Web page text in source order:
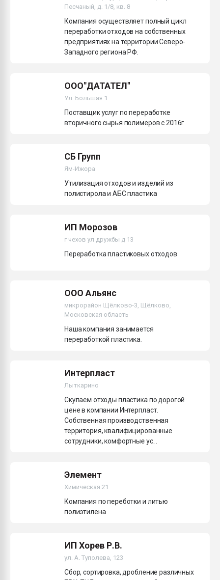
ПЕРЕЙТИ НА
Песчаный, д. 1/8, кв. 8
Компания осуществляет полный цикл
переработки отходов на собственных
предприятиях на территории Северо-
Западного региона РФ.
ООО"ДАТАТЕЛ"
Ул. Большая 1
Поставщик услуг по переработке
вторичного сырья полимеров с 2016г
ИП Морозов
г чехов ул дружбы д 13
Переработка пластиковых отходов
СБ Групп
Ям-Ижора
Утилизация отходов и изделий из
полистирола и АБС пластика
ООО Альянс
микрорайон Щёлково-3, Щёлково,
Московская область
Наша компания занимается
переработкой пластика.
Интерплаcт
Лыткарино
Скупаем отходы пластика по дорогой
цене в компании Интерпласт.
Собственная производственная
территория, квалифицированные
сотрудники, комфортные ус...
Элемент
Химическая 21
Компания по переботки и литью
полиэтилена
ИП Хорев Р.В.
ул. А. Туполева, 123
Сбор, сортировка, дробление различных